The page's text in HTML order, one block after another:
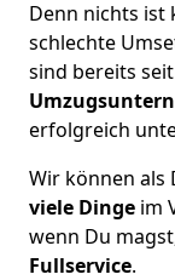
Denn nichts ist
schlechte
sind bereits
erfolgreich
Wir können
viele Dinge im
wenn Du
Fullservice.